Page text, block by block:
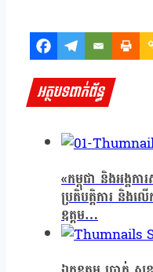
អត្ថបទពាក់ព័ន្ធ
«កម្ពុជា និងអង្គ
ប្រតិបត្តិការ និងល
ឧត្តម…